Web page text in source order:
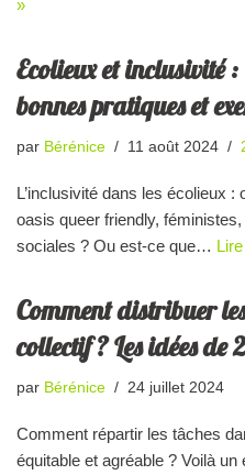
»
Ecolieux et inclusivité
bonnes pratiques et
par Bérénice 11 août 2024
L’inclusivité dans les écolieux
oasis queer friendly,
sociales ? Ou est-ce que…
Comment distribuer
collectif ? Les idées de
par Bérénice 24 juillet 2024
Comment répartir les tâches
équitable et agréable ? Voilà